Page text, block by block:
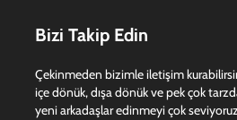
Bizi Takip Edin
Çekinmeden bizimle iletişim
içe dönük, dışa dönük ve pek çok
yeni arkadaşlar edinmeyi çok